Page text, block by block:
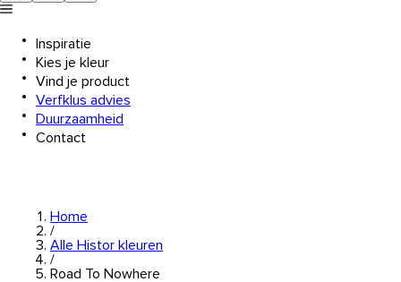
Inspiratie
Kies je kleur
Vind je product
Verfklus advies
Duurzaamheid
Contact
Home
/
Alle Histor kleuren
/
Road To Nowhere